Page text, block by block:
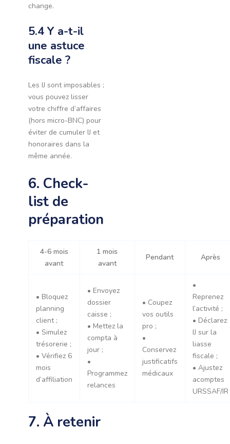
change.
5.4 Y a-t-il
une astuce
fiscale ?
Les IJ sont imposables ;
vous pouvez lisser
votre chiffre d’affaires
(hors micro-BNC) pour
éviter de cumuler IJ et
honoraires dans la
même année.
6. Check-
list de
préparation
4-6 mois
avant
1 mois
avant
Pendant Après
• Bloquez
planning
client ;
• Simulez
trésorerie ;
• Vérifiez 6
mois
d’affiliation
• Envoyez
dossier
caisse ;
• Mettez la
compta à
jour ;
•
Programmez
relances
• Coupez
vos outils
pro ;
•
Conservez
justificatifs
médicaux
•
Reprenez
l’activité ;
• Déclarez
IJ sur la
liasse
fiscale ;
• Ajustez
acomptes
URSSAF/IR
7. À retenir